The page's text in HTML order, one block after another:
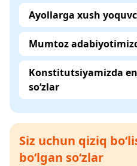
Ayollarga xush
Mumtoz
Konstitutsiyamizda
so‘zlar
Siz uchun qiziq
bo‘lgan so‘zlar